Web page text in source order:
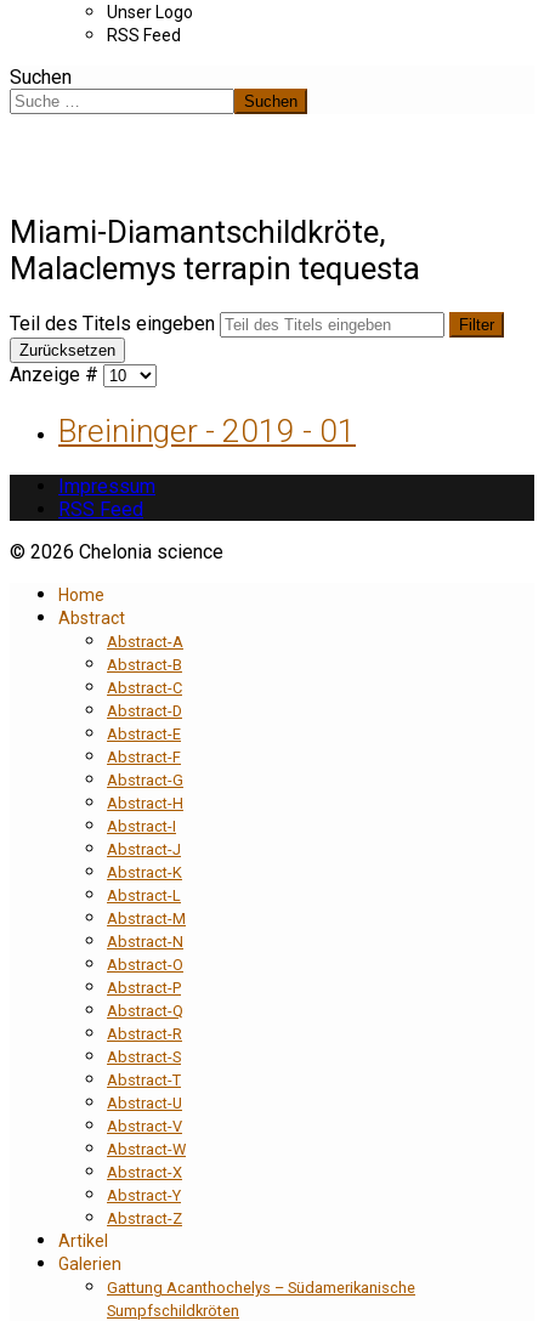
Unser Logo
RSS Feed
Suchen
Suchen
Miami-Diamantschildkröte,
Malaclemys terrapin tequesta
Teil des Titels eingeben
Filter
Zurücksetzen
Anzeige #
Breininger - 2019 - 01
Impressum
RSS Feed
© 2026 Chelonia science
Home
Abstract
Abstract-A
Abstract-B
Abstract-C
Abstract-D
Abstract-E
Abstract-F
Abstract-G
Abstract-H
Abstract-I
Abstract-J
Abstract-K
Abstract-L
Abstract-M
Abstract-N
Abstract-O
Abstract-P
Abstract-Q
Abstract-R
Abstract-S
Abstract-T
Abstract-U
Abstract-V
Abstract-W
Abstract-X
Abstract-Y
Abstract-Z
Artikel
Galerien
Gattung Acanthochelys – Südamerikanische
Sumpfschildkröten